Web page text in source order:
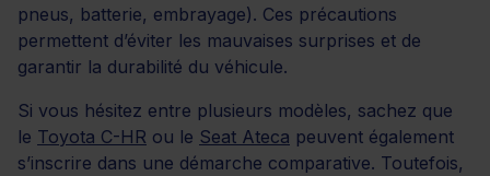
pneus, batterie, embrayage). Ces précautions
permettent d’éviter les mauvaises surprises et de
garantir la durabilité du véhicule.
Si vous hésitez entre plusieurs modèles, sachez que
le Toyota C-HR ou le Seat Ateca peuvent également
s’inscrire dans une démarche comparative. Toutefois,